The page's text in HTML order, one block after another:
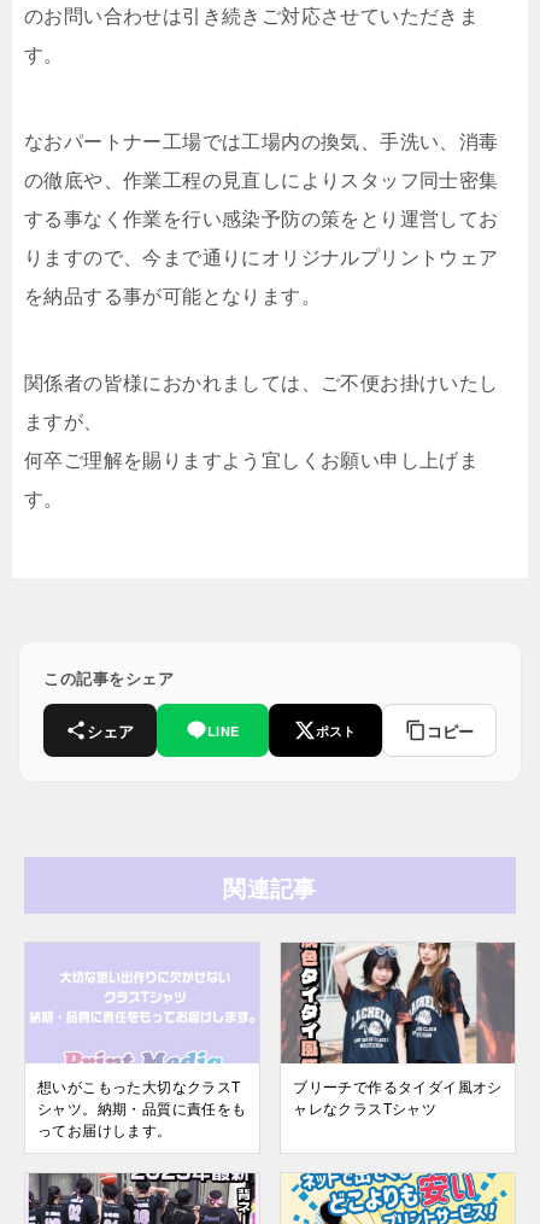
のお問い合わせは引き続きご対応させていただきま
す。
なおパートナー工場では工場内の換気、手洗い、消毒
の徹底や、作業工程の見直しによりスタッフ同士密集
する事なく作業を行い感染予防の策をとり運営してお
りますので、今まで通りにオリジナルプリントウェア
を納品する事が可能となります。
関係者の皆様におかれましては、ご不便お掛けいたし
ますが、
何卒ご理解を賜りますよう宜しくお願い申し上げま
す。
この記事をシェア
シェア LINE ポスト コピー
関連記事
想いがこもった大切なクラスT
シャツ。納期・品質に責任をも
ってお届けします。
ブリーチで作るタイダイ風オシ
ャレなクラスTシャツ